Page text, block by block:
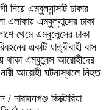
নিয়ে এম্বুল্যান্সটি ঢাকার
এলাকায় এম্বুল্যান্সের চাকা
থেমে এম্বুলেন্সের চাকা
একটি যাত্রীবাহী বাস
থাকা এম্বুলেন্স আরোহীদের
আরোহী ঘটনাস্থলে নিহত
ভিক্টোরিয়া